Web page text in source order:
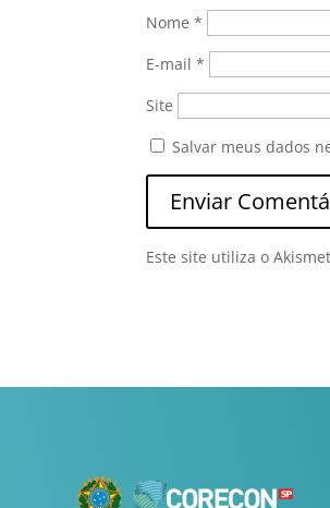
Nome*
E-mail*
Site
Salvar meus dados
Este site utiliza o